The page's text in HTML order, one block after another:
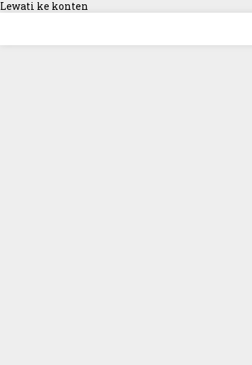
Lewati ke konten